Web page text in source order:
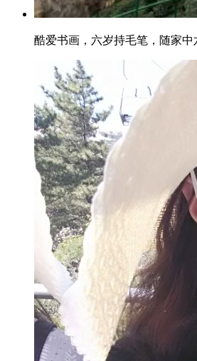
酷爱书画，六岁持毛笔，随家